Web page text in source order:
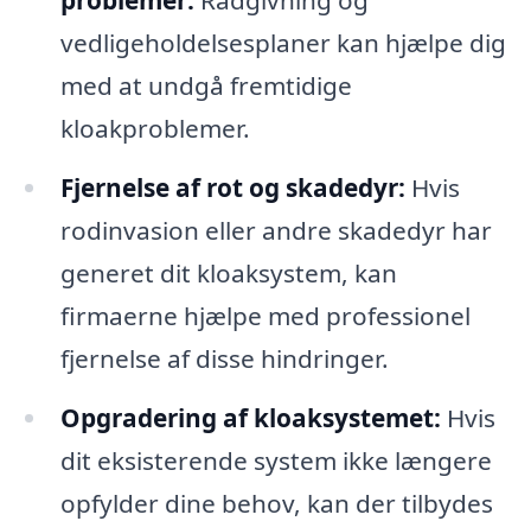
vedligeholdelsesplaner kan hjælpe dig
med at undgå fremtidige
kloakproblemer.
Fjernelse af rot og skadedyr: Hvis
rodinvasion eller andre skadedyr har
generet dit kloaksystem, kan
firmaerne hjælpe med professionel
fjernelse af disse hindringer.
Opgradering af kloaksystemet: Hvis
dit eksisterende system ikke længere
opfylder dine behov, kan der tilbydes